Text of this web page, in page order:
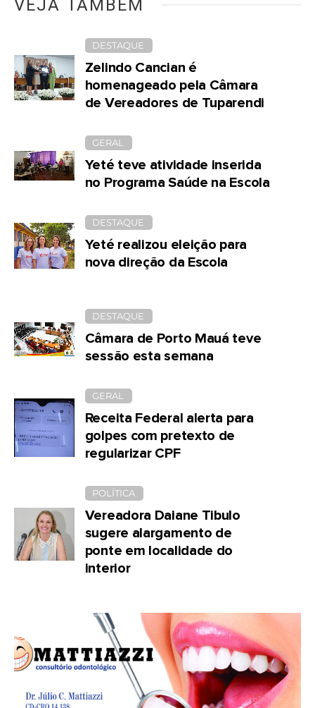
VEJA TAMBÉM
DESTAQUE
Zelindo Cancian é
homenageado pela Câmara
de Vereadores de Tuparendi
GERAL
Yeté teve atividade inserida
no Programa Saúde na Escola
DESTAQUE
Yeté realizou eleição para
nova direção da Escola
DESTAQUE
Câmara de Porto Mauá teve
sessão esta semana
GERAL
Receita Federal alerta para
golpes com pretexto de
regularizar CPF
POLÍTICA
Vereadora Daiane Tibulo
sugere alargamento de
ponte em localidade do
interior